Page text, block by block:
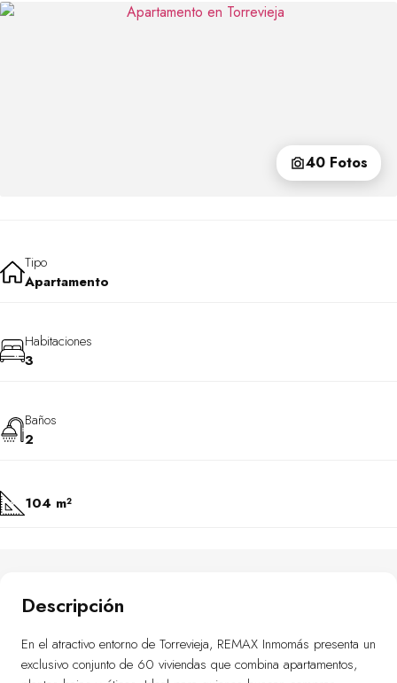
40 Fotos
Tipo
Apartamento
Habitaciones
3
Baños
2
104 m²
Descripción
En el atractivo entorno de Torrevieja, REMAX Inmomás presenta un
exclusivo conjunto de 60 viviendas que combina apartamentos,